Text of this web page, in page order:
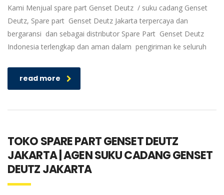
Kami Menjual spare part Genset Deutz / suku cadang Genset
Deutz, Spare part Genset Deutz Jakarta terpercaya dan
bergaransi dan sebagai distributor Spare Part Genset Deutz
Indonesia terlengkap dan aman dalam pengiriman ke seluruh
read more
TOKO SPARE PART GENSET DEUTZ
JAKARTA | AGEN SUKU CADANG GENSET
DEUTZ JAKARTA